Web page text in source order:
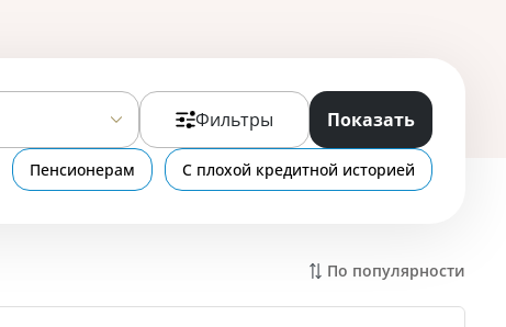
Фильтры Показать
Пенсионерам С плохой кредитной историей
По популярности